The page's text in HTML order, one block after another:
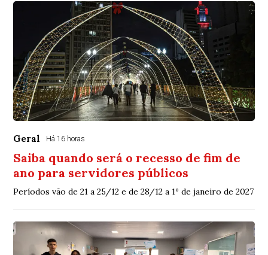
Geral Há 16 horas
Saiba quando será o recesso de fim de
ano para servidores públicos
Períodos vão de 21 a 25/12 e de 28/12 a 1º de janeiro de 2027